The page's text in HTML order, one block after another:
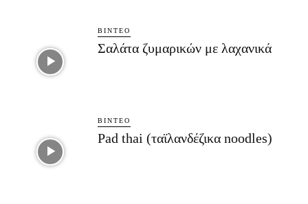
ΒΊΝΤΕΟ
Σαλάτα ζυμαρικών με λαχανικά
ΒΊΝΤΕΟ
Pad thai (ταϊλανδέζικα noodles)